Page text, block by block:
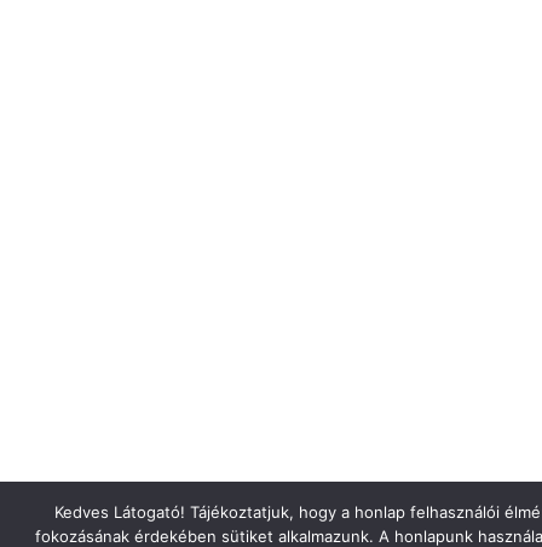
Kedves Látogató! Tájékoztatjuk, hogy a honlap felhasználói
fokozásának érdekében sütiket alkalmazunk. A honlapunk